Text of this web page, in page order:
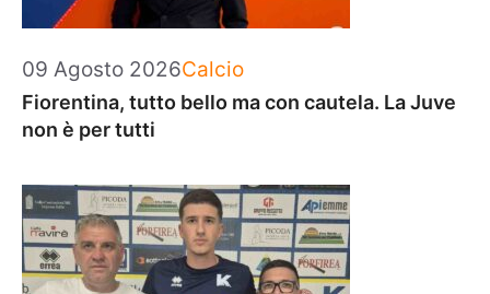
09 Agosto 2026Categorie
Calcio
Fiorentina, tutto bello ma con cautela. La Juve
non è per tutti